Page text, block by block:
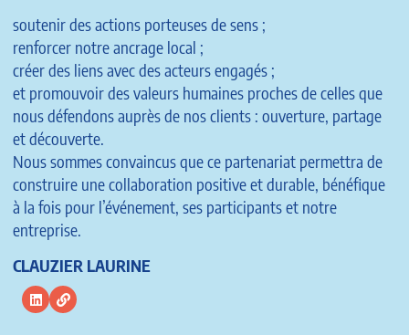
soutenir des actions porteuses de sens ;
renforcer notre ancrage local ;
créer des liens avec des acteurs engagés ;
et promouvoir des valeurs humaines proches de celles que
nous défendons auprès de nos clients : ouverture, partage
et découverte.
Nous sommes convaincus que ce partenariat permettra de
construire une collaboration positive et durable, bénéfique
à la fois pour l’événement, ses participants et notre
entreprise.
CLAUZIER LAURINE